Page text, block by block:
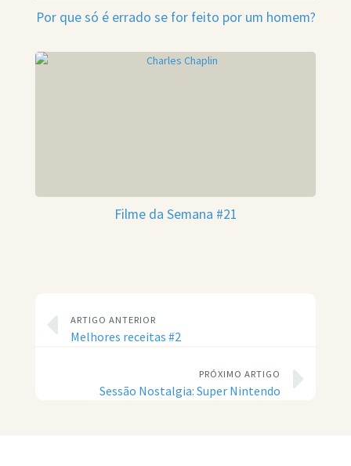
Por que só é errado se for feito por um homem?
Filme da Semana #21
ARTIGO ANTERIOR
Melhores receitas #2
PRÓXIMO ARTIGO
Sessão Nostalgia: Super Nintendo